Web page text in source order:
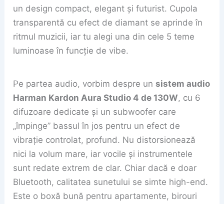
un design compact, elegant și futurist. Cupola
transparentă cu efect de diamant se aprinde în
ritmul muzicii, iar tu alegi una din cele 5 teme
luminoase în funcție de vibe.
Pe partea audio, vorbim despre unsistem audio
Harman Kardon Aura Studio 4 de 130W, cu 6
difuzoare dedicate și un subwoofer care
„împinge” bassul în jos pentru un efect de
vibrație controlat, profund. Nu distorsionează
nici la volum mare, iar vocile și instrumentele
sunt redate extrem de clar. Chiar dacă e doar
Bluetooth, calitatea sunetului se simte high-end.
Este o boxă bună pentru apartamente, birouri